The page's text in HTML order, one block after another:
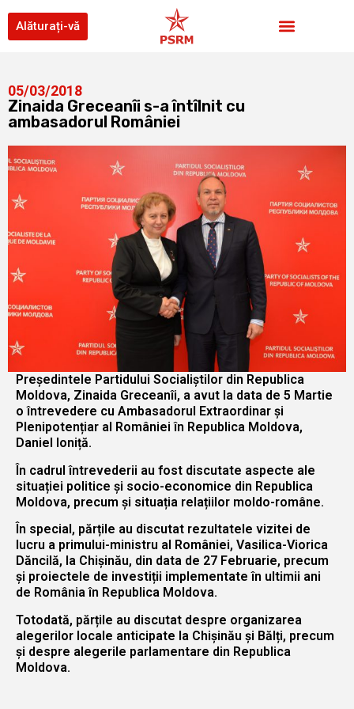
Alăturați-vă
05/03/2018
Zinaida Greceanîi s-a întîlnit cu
ambasadorul României
Președintele Partidului Socialiștilor din Republica
Moldova, Zinaida Greceanîi, a avut la data de 5 Martie
o întrevedere cu Ambasadorul Extraordinar și
Plenipotențiar al României în Republica Moldova,
Daniel Ioniță.
În cadrul întrevederii au fost discutate aspecte ale
situației politice și socio-economice din Republica
Moldova, precum și situația relațiilor moldo-române.
În special, părțile au discutat rezultatele vizitei de
lucru a primului-ministru al României, Vasilica-Viorica
Dăncilă, la Chișinău, din data de 27 Februarie, precum
și proiectele de investiții implementate în ultimii ani
de România în Republica Moldova.
Totodată, părțile au discutat despre organizarea
alegerilor locale anticipate la Chișinău și Bălți, precum
și despre alegerile parlamentare din Republica
Moldova.